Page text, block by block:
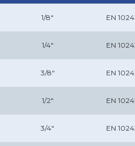
1/8" EN
1/4" EN
3/8" EN
1/2" EN
3/4" EN